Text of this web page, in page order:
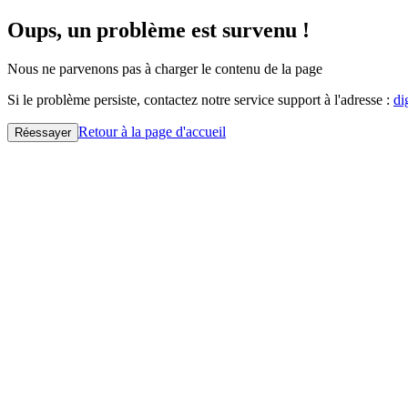
Oups, un problème est survenu !
Nous ne parvenons pas à charger le contenu de la page
Si le problème persiste, contactez notre service support à l'adresse :
Réessayer Retour à la page d'accueil